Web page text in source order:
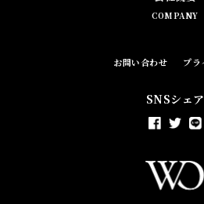
COMPANY
お問い合わせ プラ
SNSシェア